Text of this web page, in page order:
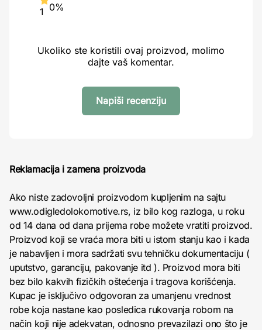
1 0%
Ukoliko ste koristili ovaj proizvod, molimo
dajte vaš komentar.
Napiši recenziju
Reklamacija i zamena proizvoda
Ako niste zadovoljni proizvodom kupljenim na sajtu
www.odigledolokomotive.rs, iz bilo kog razloga, u roku
od 14 dana od dana prijema robe možete vratiti proizvod.
Proizvod koji se vraća mora biti u istom stanju kao i kada
je nabavljen i mora sadržati svu tehničku dokumentaciju (
uputstvo, garanciju, pakovanje itd ). Proizvod mora biti
bez bilo kakvih fizičkih oštećenja i tragova korišćenja.
Kupac je isključivo odgovoran za umanjenu vrednost
robe koja nastane kao posledica rukovanja robom na
način koji nije adekvatan, odnosno prevazilazi ono što je